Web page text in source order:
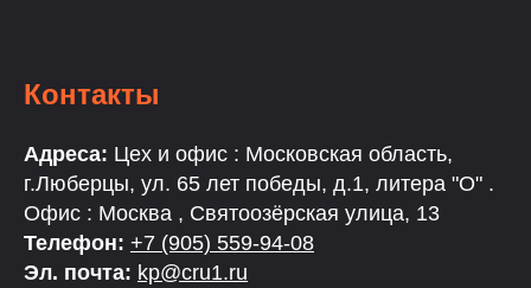
Контакты
Адреса: Цех и офис : Московская область,
г.Люберцы, ул. 65 лет победы, д.1, литера "О" .
Офис : Москва , Святоозёрская улица, 13
Телефон: +7 (905) 559-94-08
Эл. почта: kp@cru1.ru